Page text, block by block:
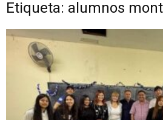
Etiqueta: alumnos